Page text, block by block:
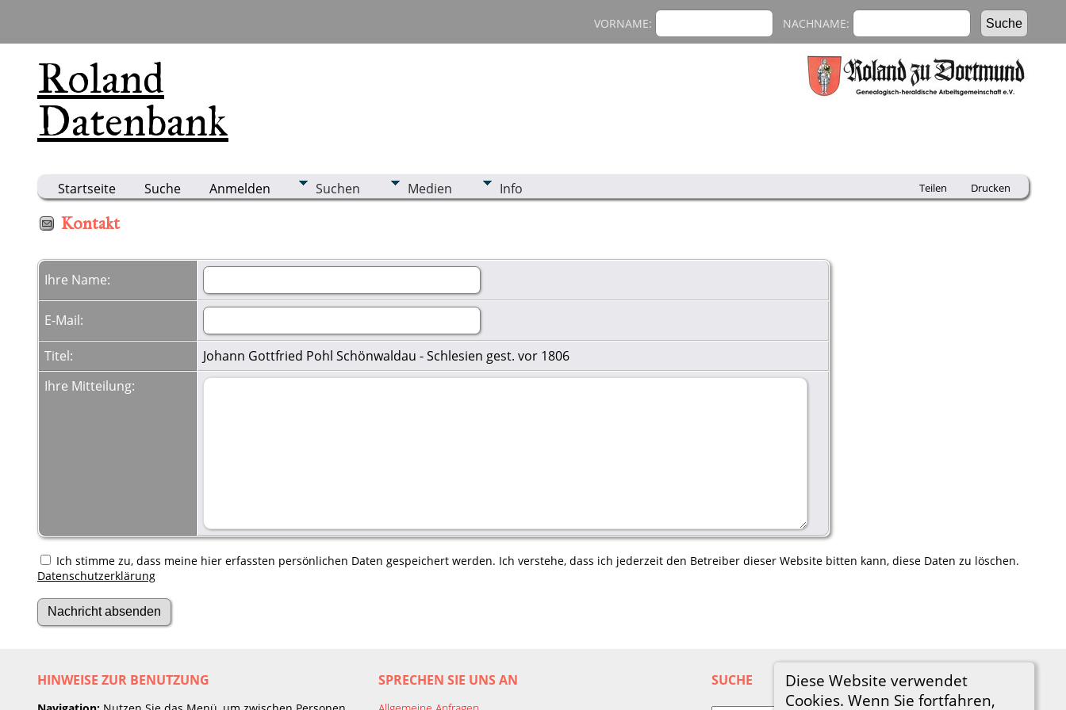
Roland
Datenbank
VORNAME: NACHNAME:
Startseite Suche Anmelden Suchen Medien Info Teilen Drucken
Diese Website verwendet
Cookies. Wenn Sie fortfahren,
Kontakt
Ihre Name:
E-Mail:
Titel:
Johann Gottfried Pohl Schönwaldau - Schlesien gest. vor 1806
Ihre Mitteilung:
Ich stimme zu, dass meine hier erfassten persönlichen Daten gespeichert werden. Ich verstehe, dass ich jederzeit den Betreiber dieser Website bitten kann, diese Daten zu löschen.
Datenschutzerklärung
HINWEISE ZUR BENUTZUNG SPRECHEN SIE UNS AN SUCHE